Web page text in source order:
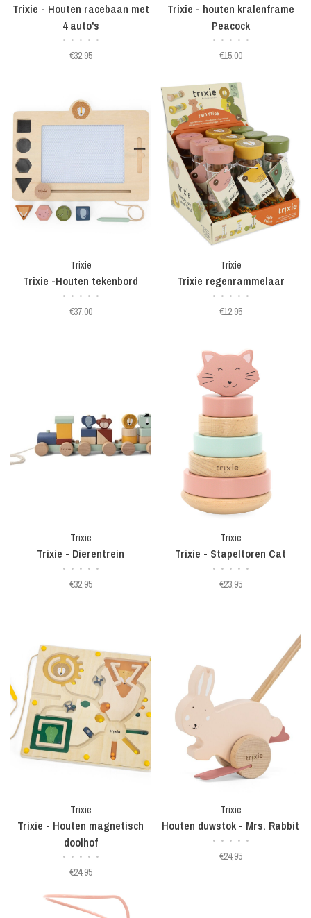
Trixie - Houten racebaan met
4 auto's
• • • • •
€32,95
Trixie - houten kralenframe
Peacock
• • • • •
€15,00
Trixie
Trixie -Houten tekenbord
• • • • •
€37,00
Trixie
Trixie regenrammelaar
• • • • •
€12,95
Trixie
Trixie - Dierentrein
• • • • •
€32,95
Trixie
Trixie - Stapeltoren Cat
• • • • •
€23,95
Trixie
Trixie - Houten magnetisch
doolhof
• • • • •
€24,95
Trixie
Houten duwstok - Mrs. Rabbit
• • • • •
€24,95